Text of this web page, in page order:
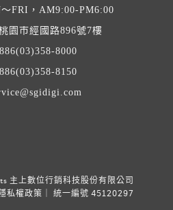
FRI，AM9:00-PM6:00
園市經國路896號7樓
8000
8150
上數位行銷科技股份有限公司
隱私權政策 ｜ 統一編號 45120297